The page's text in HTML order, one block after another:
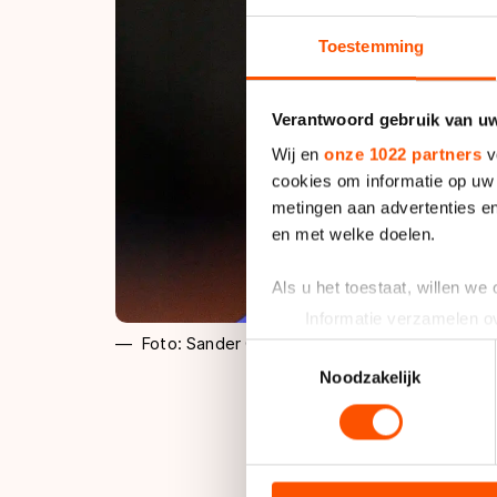
Toestemming
Verantwoord gebruik van
Wij en onze 1022 partners
cookies om informatie op
metingen aan advertenties
en met welke doelen.
Als u het toestaat, willen we
Informatie verzamelen
Uw apparaat
Lees meer over hoe uw
toestemming op elk
analyseren. We delen
Toestemmingsselectie
Noodzakelijk
Foto: Sander Chamid
De stayer kwam in
nummer twee op